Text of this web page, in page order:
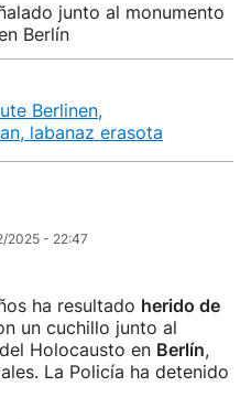
junto al monumento
Berlín
Berlinen,
labanaz erasota
2025 - 22:47
ha resultado herido de
un cuchillo junto al
Holocausto en Berlín,
La Policía ha detenido